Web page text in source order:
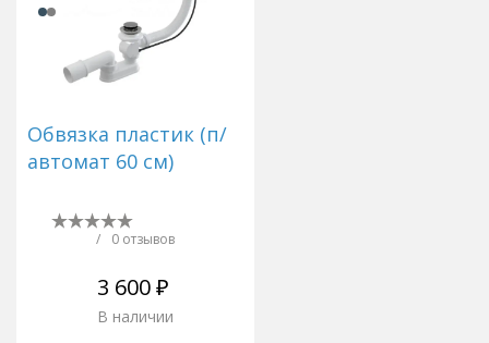
Обвязка пластик (п/
автомат 60 см)
/ 0 отзывов
3 600 ₽
В наличии